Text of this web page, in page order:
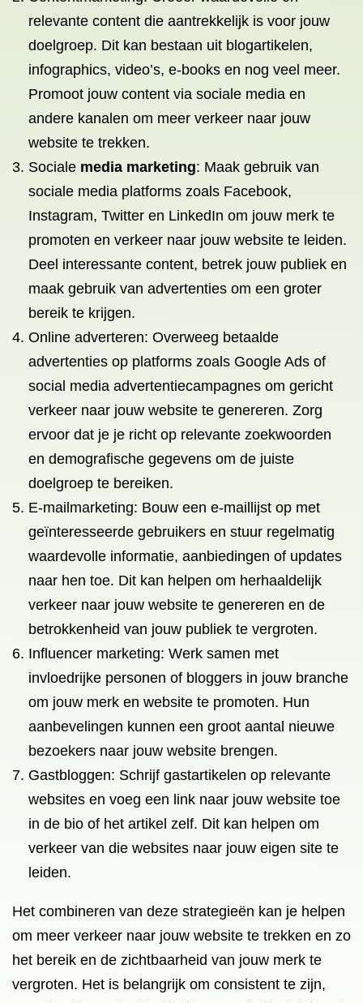
relevante content die aantrekkelijk is voor jouw
doelgroep. Dit kan bestaan uit blogartikelen,
infographics, video’s, e-books en nog veel meer.
Promoot jouw content via sociale media en
andere kanalen om meer verkeer naar jouw
website te trekken.
Sociale media marketing: Maak gebruik van
sociale media platforms zoals Facebook,
Instagram, Twitter en LinkedIn om jouw merk te
promoten en verkeer naar jouw website te leiden.
Deel interessante content, betrek jouw publiek en
maak gebruik van advertenties om een groter
bereik te krijgen.
Online adverteren: Overweeg betaalde
advertenties op platforms zoals Google Ads of
social media advertentiecampagnes om gericht
verkeer naar jouw website te genereren. Zorg
ervoor dat je je richt op relevante zoekwoorden
en demografische gegevens om de juiste
doelgroep te bereiken.
E-mailmarketing: Bouw een e-maillijst op met
geïnteresseerde gebruikers en stuur regelmatig
waardevolle informatie, aanbiedingen of updates
naar hen toe. Dit kan helpen om herhaaldelijk
verkeer naar jouw website te genereren en de
betrokkenheid van jouw publiek te vergroten.
Influencer marketing: Werk samen met
invloedrijke personen of bloggers in jouw branche
om jouw merk en website te promoten. Hun
aanbevelingen kunnen een groot aantal nieuwe
bezoekers naar jouw website brengen.
Gastbloggen: Schrijf gastartikelen op relevante
websites en voeg een link naar jouw website toe
in de bio of het artikel zelf. Dit kan helpen om
verkeer van die websites naar jouw eigen site te
leiden.
Het combineren van deze strategieën kan je helpen
om meer verkeer naar jouw website te trekken en zo
het bereik en de zichtbaarheid van jouw merk te
vergroten. Het is belangrijk om consistent te zijn,